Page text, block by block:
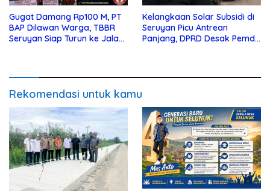
Gugat Damang Rp100 M, PT
BAP Dilawan Warga, TBBR
Seruyan Siap Turun ke Jalan
Kelangkaan Solar Subsidi di
Seruyan Picu Antrean
Panjang, DPRD Desak Pemda
Rekomendasi untuk kamu